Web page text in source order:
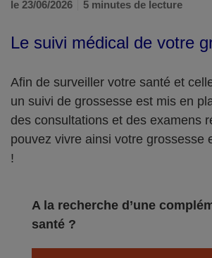
le 23/06/2026
5 minutes de lecture
Le suivi médical de votre
Afin de surveiller votre santé et
un suivi de grossesse est mis en
des consultations et des examens
pouvez vivre ainsi votre grossesse
!
A la recherche d’une
santé ?